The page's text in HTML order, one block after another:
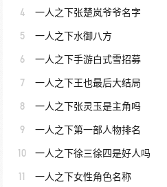
4 一人之下张楚岚爷爷名字
5 一人之下水御八方
6 一人之下手游白式雪招募
7 一人之下王也最后大结局
8 一人之下张灵玉是主角吗
9 一人之下第一部人物排名
10 一人之下徐三徐四是好人吗
11 一人之下女性角色名称